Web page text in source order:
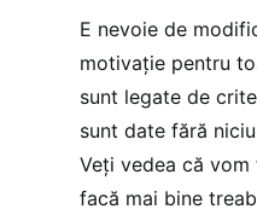
E nevoie de
motivație pentru
sunt legate de
sunt date fără
Veți vedea că
facă mai bine